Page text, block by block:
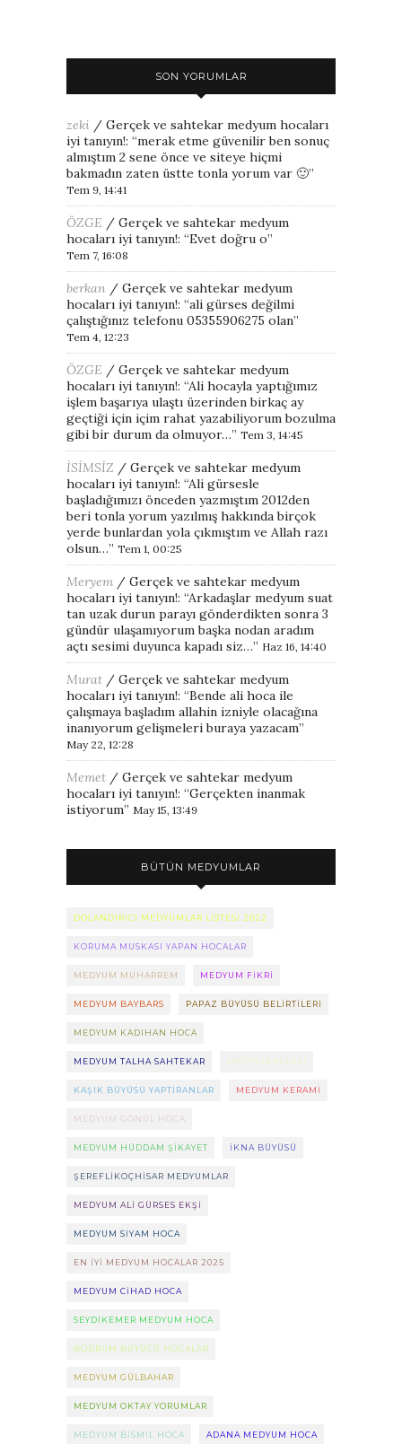
SON YORUMLAR
zeki / Gerçek ve sahtekar medyum hocaları
iyi tanıyın!: “merak etme güvenilir ben sonuç
almıştım 2 sene önce ve siteye hiçmi
bakmadın zaten üstte tonla yorum var 🙂”
Tem 9, 14:41
ÖZGE / Gerçek ve sahtekar medyum
hocaları iyi tanıyın!: “Evet doğru o”
Tem 7, 16:08
berkan / Gerçek ve sahtekar medyum
hocaları iyi tanıyın!: “ali gürses değilmi
çalıştığınız telefonu 05355906275 olan”
Tem 4, 12:23
ÖZGE / Gerçek ve sahtekar medyum
hocaları iyi tanıyın!: “Ali hocayla yaptığımız
işlem başarıya ulaştı üzerinden birkaç ay
geçtiği için içim rahat yazabiliyorum bozulma
gibi bir durum da olmuyor…” Tem 3, 14:45
İSİMSİZ / Gerçek ve sahtekar medyum
hocaları iyi tanıyın!: “Ali gürsesle
başladığımızı önceden yazmıştım 2012den
beri tonla yorum yazılmış hakkında birçok
yerde bunlardan yola çıkmıştım ve Allah razı
olsun…” Tem 1, 00:25
Meryem / Gerçek ve sahtekar medyum
hocaları iyi tanıyın!: “Arkadaşlar medyum suat
tan uzak durun parayı gönderdikten sonra 3
gündür ulaşamıyorum başka nodan aradım
açtı sesimi duyunca kapadı siz…” Haz 16, 14:40
Murat / Gerçek ve sahtekar medyum
hocaları iyi tanıyın!: “Bende ali hoca ile
çalışmaya başladım allahin izniyle olacağına
inanıyorum gelişmeleri buraya yazacam”
May 22, 12:28
Memet / Gerçek ve sahtekar medyum
hocaları iyi tanıyın!: “Gerçekten inanmak
istiyorum” May 15, 13:49
BÜTÜN MEDYUMLAR
DOLANDIRICI MEDYUMLAR LISTESI 2022
KORUMA MUSKASI YAPAN HOCALAR
MEDYUM MUHARREM MEDYUM FIKRI
MEDYUM BAYBARS PAPAZ BÜYÜSÜ BELIRTILERI
MEDYUM KADIHAN HOCA
MEDYUM TALHA SAHTEKAR MEDYUM MUHSI
KAŞIK BÜYÜSÜ YAPTIRANLAR MEDYUM KERAMI
MEDYUM GÖNÜL HOCA
MEDYUM HÜDDAM ŞIKAYET IKNA BÜYÜSÜ
ŞEREFLIKOÇHISAR MEDYUMLAR
MEDYUM ALI GÜRSES EKŞI
MEDYUM SIYAM HOCA
EN IYI MEDYUM HOCALAR 2025
MEDYUM CIHAD HOCA
SEYDIKEMER MEDYUM HOCA
BODRUM BÜYÜCÜ HOCALAR
MEDYUM GÜLBAHAR
MEDYUM OKTAY YORUMLAR
MEDYUM BISMIL HOCA ADANA MEDYUM HOCA